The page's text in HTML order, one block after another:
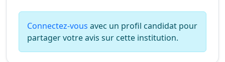
Connectez-vous avec un profil candidat pour
partager votre avis sur cette institution.